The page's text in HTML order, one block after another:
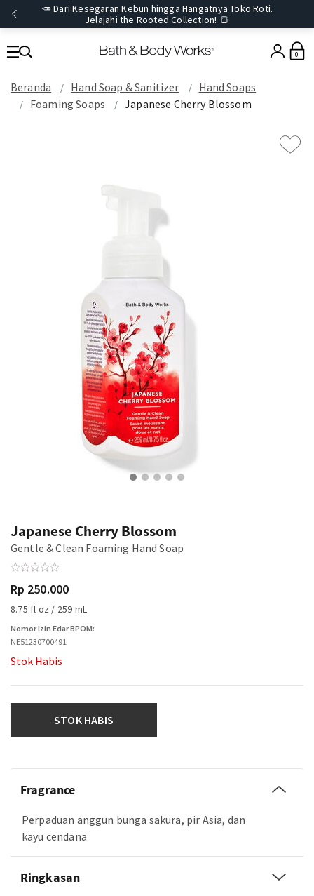
🥕 Dari Kesegaran Kebun hingga Hangatnya Toko Roti.
Jelajahi the Rooted Collection! 🍞
0
Beranda Hand Soap & Sanitizer
Hand Soaps
Foaming Soaps
Japanese Cherry Blossom
Japanese Cherry Blossom
Gentle & Clean Foaming Hand Soap
Rp 250.000
8.75 fl oz / 259 mL
Nomor Izin Edar BPOM:
NE51230700491
Stok Habis
STOK HABIS
Fragrance
Perpaduan anggun bunga sakura, pir Asia, dan
kayu cendana
Ringkasan